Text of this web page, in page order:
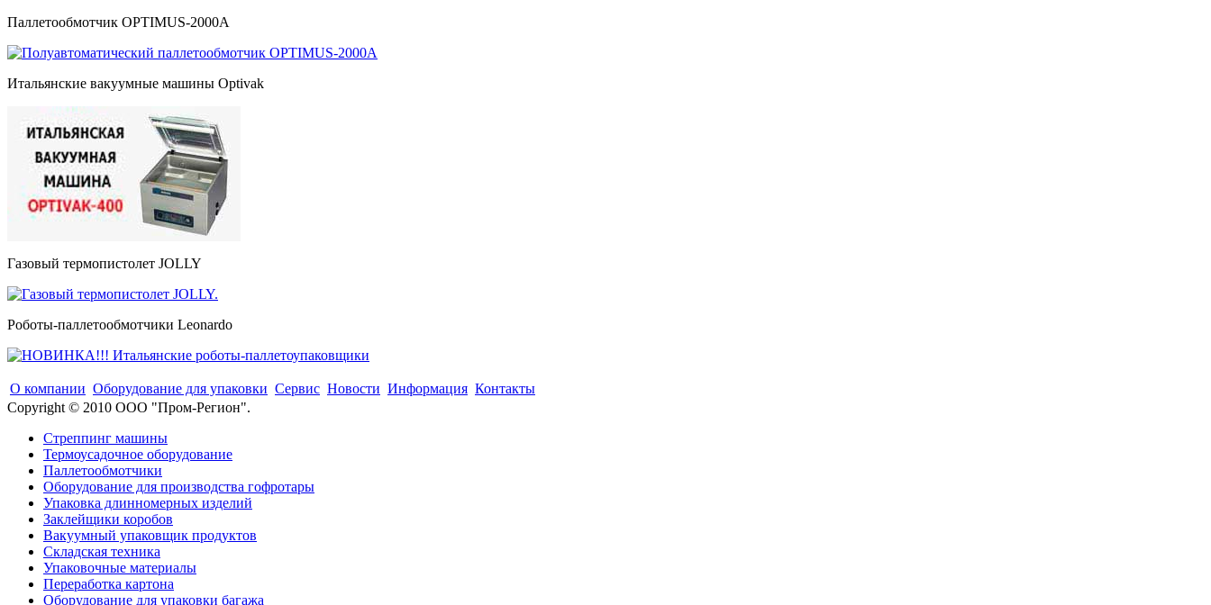
Паллетообмотчик OPTIMUS-2000A
Итальянские вакуумные машины Optivak
Газовый термопистолет JOLLY
Роботы-паллетообмотчики Leonardo
О компании Оборудование для упаковки Сервис Новости Информация Контакты
Copyright © 2010 ООО "Пром-Регион".
Стреппинг машины
Термоусадочное оборудование
Паллетообмотчики
Оборудование для производства гофротары
Упаковка длинномерных изделий
Заклейщики коробов
Вакуумный упаковщик продуктов
Складская техника
Упаковочные материалы
Переработка картона
Оборудование для упаковки багажа